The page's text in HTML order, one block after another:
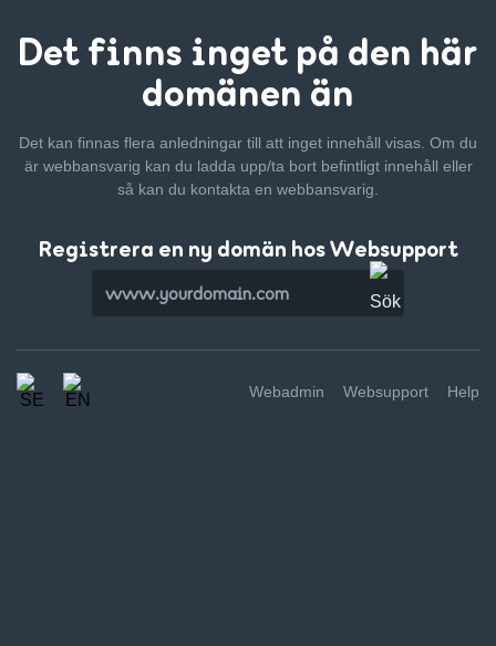
Det finns inget på den här
domänen än
Det kan finnas flera anledningar till att inget innehåll visas. Om du
är webbansvarig kan du ladda upp/ta bort befintligt innehåll eller
så kan du kontakta en webbansvarig.
Registrera en ny domän hos Websupport
Webadmin Websupport Help